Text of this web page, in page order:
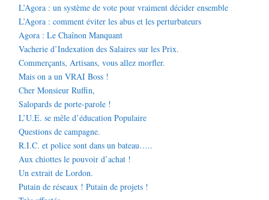
L’Agora : un système de vote pour vraiment décider ensemble
L’Agora : comment éviter les abus et les perturbateurs
Agora : Le Chaînon Manquant
Vacherie d’Indexation des Salaires sur les Prix.
Commerçants, Artisans, vous allez morfler.
Mais on a un VRAI Boss !
Cher Monsieur Ruffin,
Salopards de porte-parole !
L’U.E. se mêle d’éducation Populaire
Questions de campagne.
R.I.C. et police sont dans un bateau…..
Aux chiottes le pouvoir d’achat !
Un extrait de Lordon.
Putain de réseaux ! Putain de projets !